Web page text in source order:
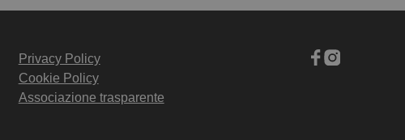
Privacy Policy
Cookie Policy
Associazione trasparente